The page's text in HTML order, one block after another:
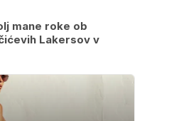
mane roke ob
Lakersov v